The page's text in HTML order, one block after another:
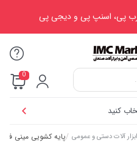
0
کنید
ابزار آلات دستی و عمومی /پایه کشویی مینی فرز